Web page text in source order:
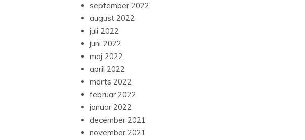
september 2022
august 2022
juli 2022
juni 2022
maj 2022
april 2022
marts 2022
februar 2022
januar 2022
december 2021
november 2021